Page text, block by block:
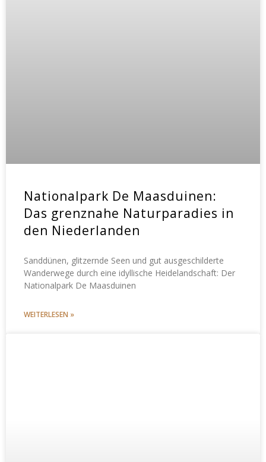
Nationalpark De Maasduinen:
Das grenznahe Naturparadies in
den Niederlanden
Sanddünen, glitzernde Seen und gut ausgeschilderte
Wanderwege durch eine idyllische Heidelandschaft: Der
Nationalpark De Maasduinen
WEITERLESEN »